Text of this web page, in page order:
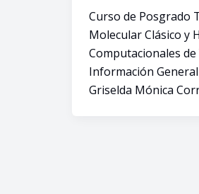
Curso de Posgrado
Molecular Clásico y
Computacionales
Información
Griselda Mónica